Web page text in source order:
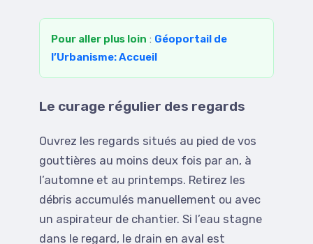
Pour aller plus loin : Géoportail de
l’Urbanisme: Accueil
Le curage régulier des regards
Ouvrez les regards situés au pied de vos
gouttières au moins deux fois par an, à
l’automne et au printemps. Retirez les
débris accumulés manuellement ou avec
un aspirateur de chantier. Si l’eau stagne
dans le regard, le drain en aval est